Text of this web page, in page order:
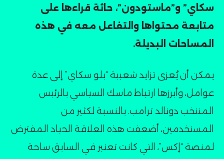
سكاي” و”ماستودون”، حاثة قراءها على
متابعة محتواها والتفاعل معه في هذه
المساحات البديلة۔
يمكن أن يُعزى تزايد شعبية “بلو سكاي” إلى عدة
عوامل، وأبرزها ارتباط ماسك السياسي بالرئيس
المنتخب دونالد ترامب. بالنسبة لكثير من
المستخدمين، أضعفت هذه العلاقة الحياد المفترض
لمنصة “إكس”، التي كانت تعتبر في السابق ساحة